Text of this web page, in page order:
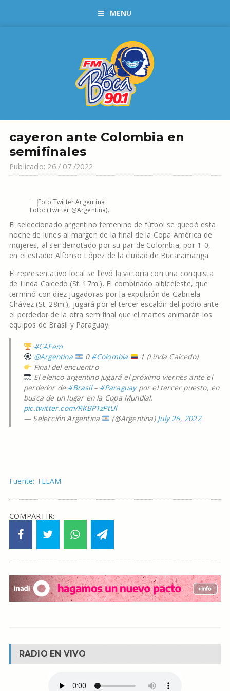
MENU
cayeron ante Colombia en
semifinales
Publicado: 26 / 07 /2022
Foto: (Twitter @Argentina).
El seleccionado argentino femenino de fútbol se quedó esta
noche de lunes al margen de la final de la Copa América de
mujeres, al ser derrotado por su par de Colombia, por 1-0,
en el estadio Alfonso López de la ciudad de Bucaramanga.
El representativo local se llevó la victoria con una conquista
de Linda Caicedo (St. 17m.). El combinado albiceleste, que
terminó con diez jugadoras por la expulsión de Gabriela
Chávez (St. 28m.), jugará por el tercer escalón del podio ante
el perdedor de la otra semifinal que el martes animarán los
equipos de Brasil y Paraguay.
#CAFem
@Argentina
0 #Colombia
1 (Linda Caicedo)
Final del encuentro
El elenco argentino jugará el próximo viernes ante el
perdedor de #Brasil– #Paraguaypor el tercer puesto, en
busca de un lugar en la Copa Mundial.
pic.twitter.com/RKBP1zPtUl
— Selección Argentina
(@Argentina) July 26, 2022
Fuente: TELAM
COMPARTIR:
RADIO EN VIVO